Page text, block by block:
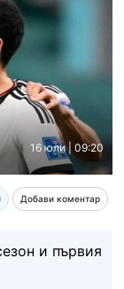
16 юли | 09:20
Добави коментар
и първия